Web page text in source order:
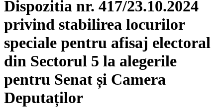
Dispozitia nr. 417/23.10.2024
privind stabilirea locurilor
speciale pentru afisaj electoral
din Sectorul 5 la alegerile
pentru Senat și Camera
Deputaților